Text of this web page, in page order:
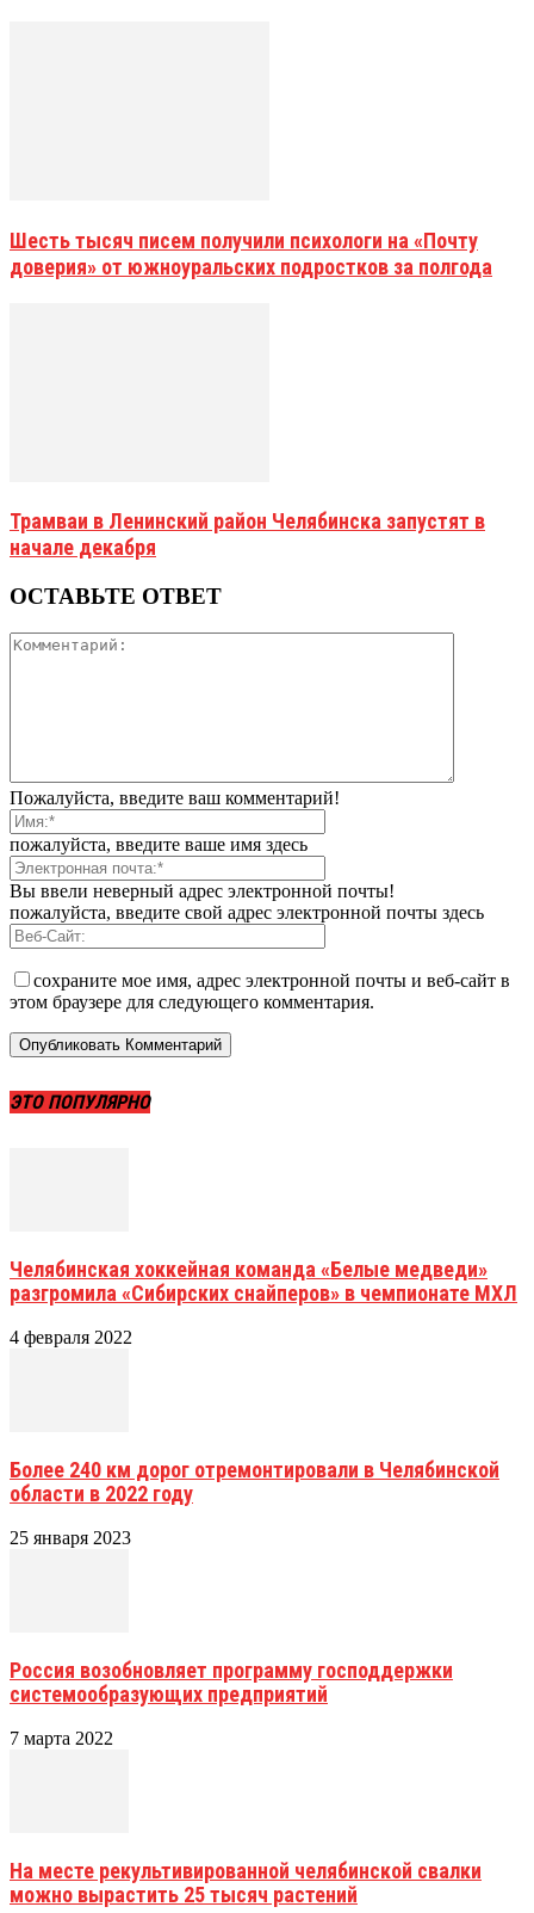
Шесть тысяч писем получили психологи на «Почту
доверия» от южноуральских подростков за полгода
Трамваи в Ленинский район Челябинска запустят в
начале декабря
ОСТАВЬТЕ ОТВЕТ
Пожалуйста, введите ваш комментарий!
пожалуйста, введите ваше имя здесь
Вы ввели неверный адрес электронной почты!
пожалуйста, введите свой адрес электронной почты здесь
сохраните мое имя, адрес электронной почты и веб-сайт в
этом браузере для следующего комментария.
ЭТО ПОПУЛЯРНО
Челябинская хоккейная команда «Белые медведи»
разгромила «Сибирских снайперов» в чемпионате МХЛ
4 февраля 2022
Более 240 км дорог отремонтировали в Челябинской
области в 2022 году
25 января 2023
Россия возобновляет программу господдержки
системообразующих предприятий
7 марта 2022
На месте рекультивированной челябинской свалки
можно вырастить 25 тысяч растений